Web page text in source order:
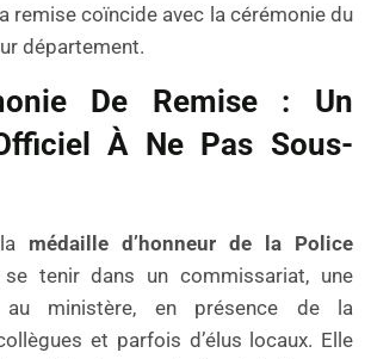
remise coïncide avec la cérémonie du
département.
De Remise : Un
À Ne Pas Sous-
médaille d’honneur de la Police
tenir dans un commissariat, une
au ministère, en présence de la
et parfois d’élus locaux. Elle